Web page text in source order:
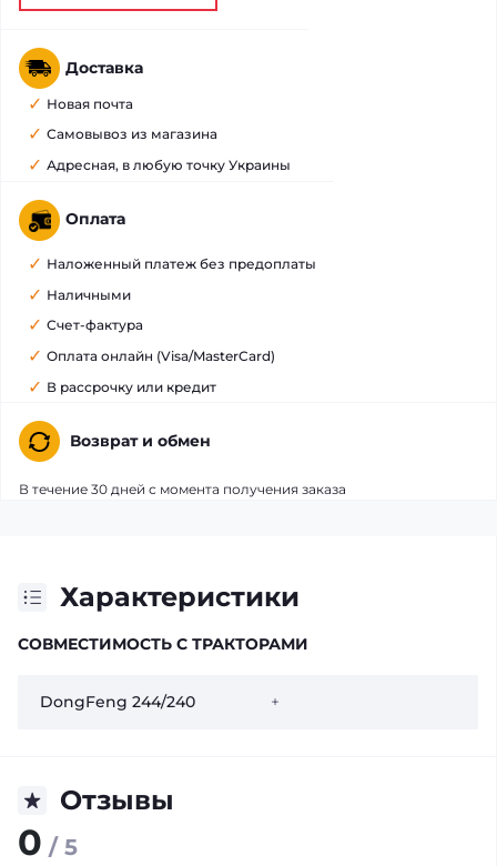
Доставка
Новая почта
Самовывоз из магазина
Адресная, в любую точку Украины
Оплата
Наложенный платеж без предоплаты
Наличными
Счет-фактура
Оплата онлайн (Visa/MasterCard)
В рассрочку или кредит
Возврат и обмен
В течение 30 дней с момента получения заказа
Характеристики
СОВМЕСТИМОСТЬ С ТРАКТОРАМИ
DongFeng 244/240 +
Отзывы
0 / 5